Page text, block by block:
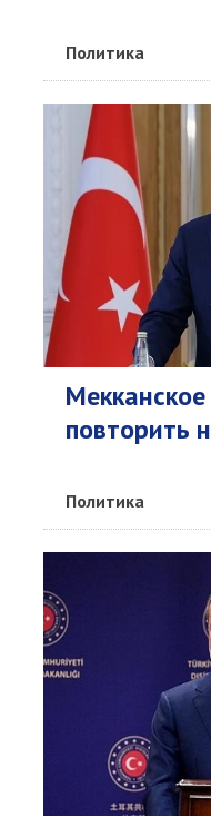
Политика
повторить
Политика